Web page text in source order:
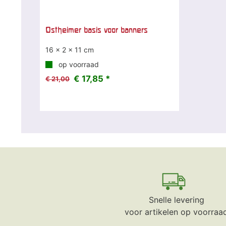
Ostheimer basis voor banners
16 x 2 x 11 cm
op voorraad
€ 21,00 € 17,85 *
Snelle levering
voor artikelen op